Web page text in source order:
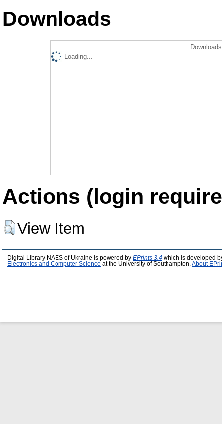
Downloads
Loading...
Actions (login
View Item
Digital Library NAES of Ukraine is powered by EPrints 3.4 which is developed
Electronics and Computer Science at the University of Southampton. About